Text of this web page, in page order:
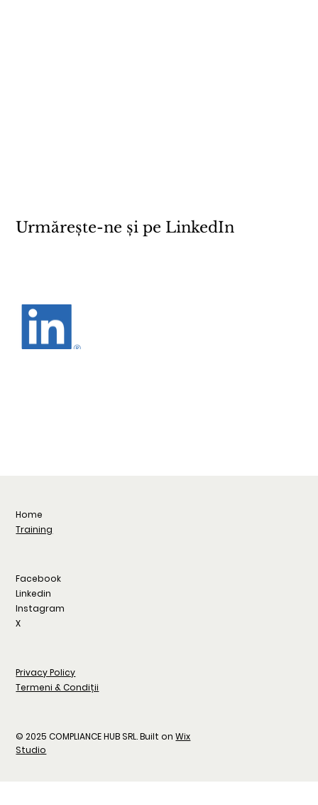
Urmărește-ne și pe LinkedIn
Home
Training
Facebook
Linkedin
Instagram
X
Privacy Policy
Termeni & Condiții
© 2025 COMPLIANCE HUB SRL. Built onWix
Studio